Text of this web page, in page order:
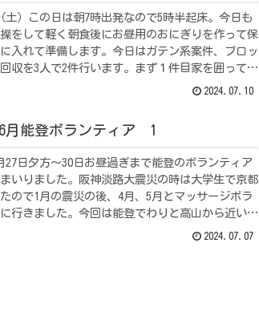
土）この日は朝7時出発なので5時半起床。今日も
をして軽く朝食後にお昼用のおにぎりを作って保
入れて準備します。今日はガテン系案件、ブロッ
収を3人で2件行います。まず１件目家を囲ってい
2024.07.10
月能登ボランティア 1
27日夕方～30日お昼過ぎまで能登のボランティア
いりました。阪神淡路大震災の時は大学生で京都
ので1月の震災の後、4月、5月とマッサージボラ
行きました。今回は能登でわりと高山から近いの
2024.07.07